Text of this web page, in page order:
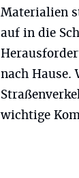
Materialien
auf in die
nach Hause.
wichtige